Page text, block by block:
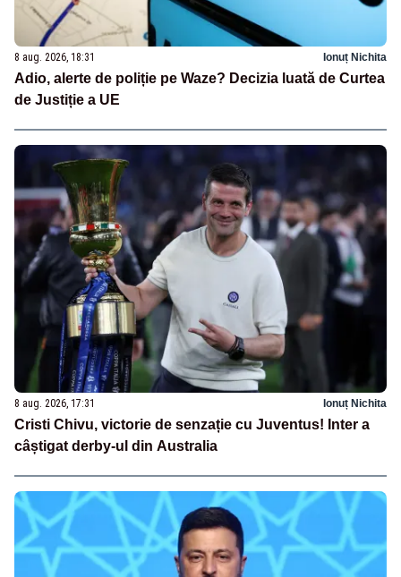
8 aug. 2026, 18:31 Ionuț Nichita
Adio, alerte de poliție pe Waze? Decizia luată de Curtea
de Justiție a UE
8 aug. 2026, 17:31 Ionuț Nichita
Cristi Chivu, victorie de senzație cu Juventus! Inter a
câștigat derby-ul din Australia